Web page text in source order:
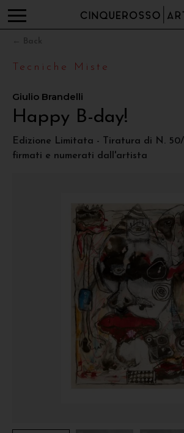
Tecniche Miste
Giulio Brandelli
Happy B-day!
Edizione Limitata - Tiratura di N. 50/
firmati e numerati dall'artista